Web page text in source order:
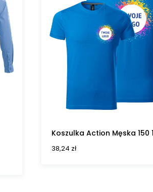
Koszulka Action Męska 150
38,24 zł